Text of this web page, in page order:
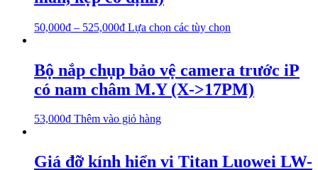
50,000₫ – 525,000₫ Lựa chọn các tùy chọn
Bộ nắp chụp bảo vệ camera trước iP
có nam châm M.Y (X->17PM)
53,000₫ Thêm vào giỏ hàng
Giá đỡ kính hiển vi Titan Luowei LW-